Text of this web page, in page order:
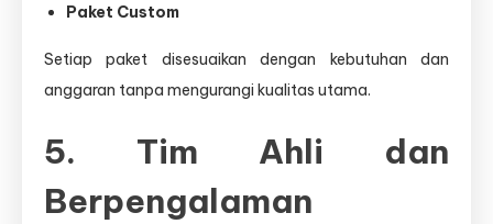
Paket Custom
Setiap paket disesuaikan dengan kebutuhan dan
anggaran tanpa mengurangi kualitas utama.
5. Tim Ahli dan
Berpengalaman